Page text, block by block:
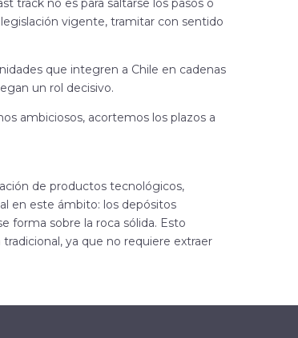
track no es para saltarse los pasos o
vigente, tramitar con sentido
que integren a Chile en cadenas
un rol decisivo.
ambiciosos, acortemos los plazos a
de productos tecnológicos,
en este ámbito: los depósitos
forma sobre la roca sólida. Esto
ya que no requiere extraer